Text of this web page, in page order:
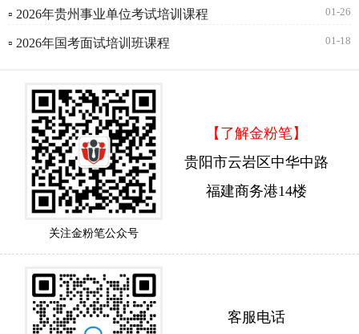
▫ 2026年贵州事业单位考试培训课程 01-26
▫ 2026年国考面试培训班课程 01-18
关注金粉笔公众号
【了解金粉笔】
贵阳市云岩区中华中路
福建商务港14楼
客服电话